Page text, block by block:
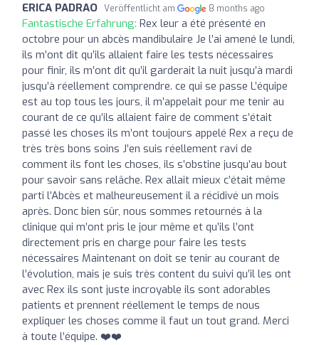
ERICA PADRAO Veröffentlicht am 8 months ago
Fantastische Erfahrung: Rex leur a été présenté en
octobre pour un abcès mandibulaire Je l’ai amené le lundi,
ils m’ont dit qu’ils allaient faire les tests nécessaires
pour finir, ils m’ont dit qu’il garderait la nuit jusqu’à mardi
jusqu’à réellement comprendre. ce qui se passe L’équipe
est au top tous les jours, il m’appelait pour me tenir au
courant de ce qu’ils allaient faire de comment s’était
passé les choses ils m’ont toujours appelé Rex a reçu de
très très bons soins J’en suis réellement ravi de
comment ils font les choses, ils s’obstine jusqu’au bout
pour savoir sans relâche. Rex allait mieux c’était même
parti l’Abcès et malheureusement il a récidivé un mois
après. Donc bien sûr, nous sommes retournés à la
clinique qui m’ont pris le jour même et qu’ils l’ont
directement pris en charge pour faire les tests
nécessaires Maintenant on doit se tenir au courant de
l’évolution, mais je suis très content du suivi qu’il les ont
avec Rex ils sont juste incroyable ils sont adorables
patients et prennent réellement le temps de nous
expliquer les choses comme il faut un tout grand. Merci
à toute l’équipe. ❤️❤️